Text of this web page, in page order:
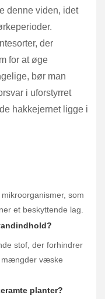
denne viden, idet
der
for at øge
bør man
i uforstyrret
hakkejernet ligge i
som
et beskyttende lag.
stof, der forhindrer
mængder væske
planter?